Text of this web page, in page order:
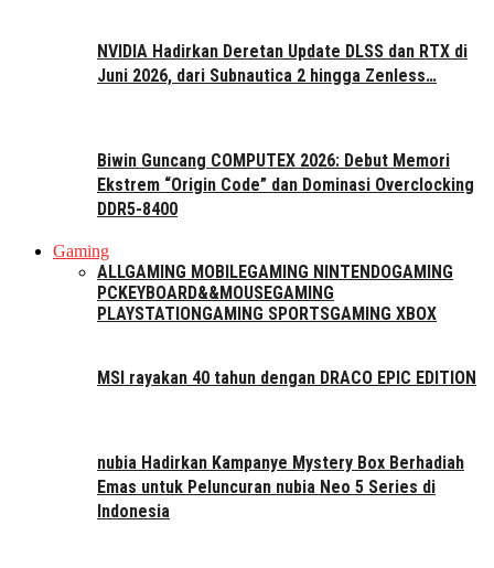
NVIDIA Hadirkan Deretan Update DLSS dan RTX di
Juni 2026, dari Subnautica 2 hingga Zenless…
Biwin Guncang COMPUTEX 2026: Debut Memori
Ekstrem “Origin Code” dan Dominasi Overclocking
DDR5-8400
Gaming
ALLGAMING MOBILEGAMING NINTENDOGAMING
PCKEYBOARD&&MOUSEGAMING
PLAYSTATIONGAMING SPORTSGAMING XBOX
MSI rayakan 40 tahun dengan DRACO EPIC EDITION
nubia Hadirkan Kampanye Mystery Box Berhadiah
Emas untuk Peluncuran nubia Neo 5 Series di
Indonesia